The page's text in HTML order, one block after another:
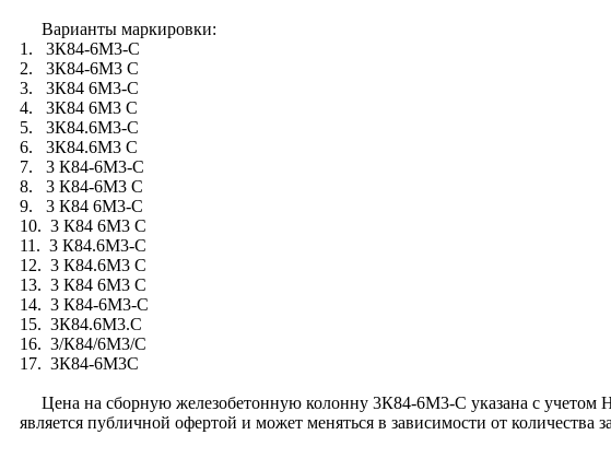
Варианты маркировки:
1. 3К84-6М3-С
2. 3К84-6М3 С
3. 3К84 6М3-С
4. 3К84 6М3 С
5. 3К84.6М3-С
6. 3К84.6М3 С
7. 3 К84-6М3-С
8. 3 К84-6М3 С
9. 3 К84 6М3-С
10. 3 К84 6М3 С
11. 3 К84.6М3-С
12. 3 К84.6М3 С
13. 3 К84 6М3 С
14. 3 К84-6М3-С
15. 3К84.6М3.С
16. 3/К84/6М3/С
17. 3К84-6М3С
Цена на сборную железобетонную колонну 3К84-6М3-С указана с учетом
является публичной офертой и может меняться в зависимости от